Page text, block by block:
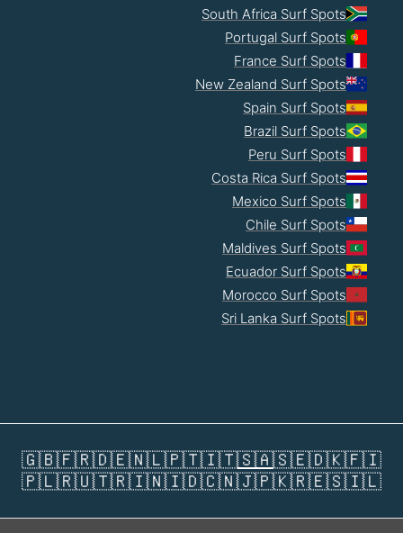
South Africa Surf Spots
Portugal Surf Spots
France Surf Spots
New Zealand Surf Spots
Spain Surf Spots
Brazil Surf Spots
Peru Surf Spots
Costa Rica Surf Spots
Mexico Surf Spots
Chile Surf Spots
Maldives Surf Spots
Ecuador Surf Spots
Morocco Surf Spots
Sri Lanka Surf Spots
🇬🇧🇫🇷🇩🇪🇳🇱🇵🇹🇮🇹🇸🇦🇸🇪🇩🇰🇫🇮
🇵🇱🇷🇺🇹🇷🇮🇳🇮🇩🇨🇳🇯🇵🇰🇷🇪🇸🇮🇱